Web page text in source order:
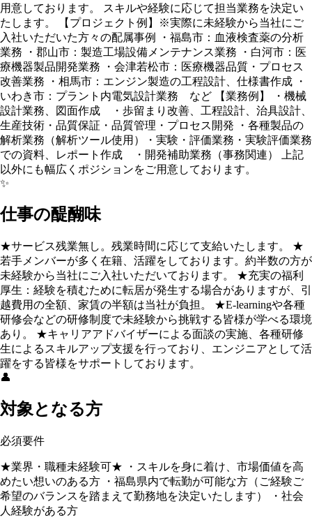
用意しております。 スキルや経験に応じて担当業務を決定い
たします。 【プロジェクト例】※実際に未経験から当社にご
入社いただいた方々の配属事例 ・福島市：血液検査薬の分析
業務 ・郡山市：製造工場設備メンテナンス業務 ・白河市：医
療機器製品開発業務 ・会津若松市：医療機器品質・プロセス
改善業務 ・相馬市：エンジン製造の工程設計、仕様書作成 ・
いわき市：プラント内電気設計業務 など 【業務例】 ・機械
設計業務、図面作成 ・歩留まり改善、工程設計、治具設計、
生産技術・品質保証・品質管理・プロセス開発 ・各種製品の
解析業務（解析ツール使用）・実験・評価業務・実験評価業務
での資料、レポート作成 ・開発補助業務（事務関連） 上記
以外にも幅広くポジションをご用意しております。
✨
仕事の醍醐味
★サービス残業無し。残業時間に応じて支給いたします。 ★
若手メンバーが多く在籍、活躍をしております。約半数の方が
未経験から当社にご入社いただいております。 ★充実の福利
厚生：経験を積むために転居が発生する場合がありますが、引
越費用の全額、家賃の半額は当社が負担。 ★E-learningや各種
研修会などの研修制度で未経験から挑戦する皆様が学べる環境
あり。 ★キャリアアドバイザーによる面談の実施、各種研修
生によるスキルアップ支援を行っており、エンジニアとして活
躍をする皆様をサポートしております。
👤
対象となる方
必須要件
★業界・職種未経験可★ ・スキルを身に着け、市場価値を高
めたい想いのある方 ・福島県内で転勤が可能な方（ご経験ご
希望のバランスを踏まえて勤務地を決定いたします） ・社会
人経験がある方